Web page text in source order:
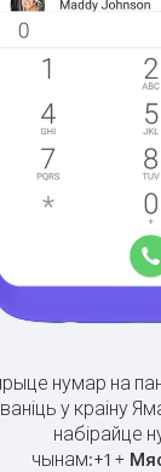
нумар на
у краіну
набірайце
чынам:+1 +